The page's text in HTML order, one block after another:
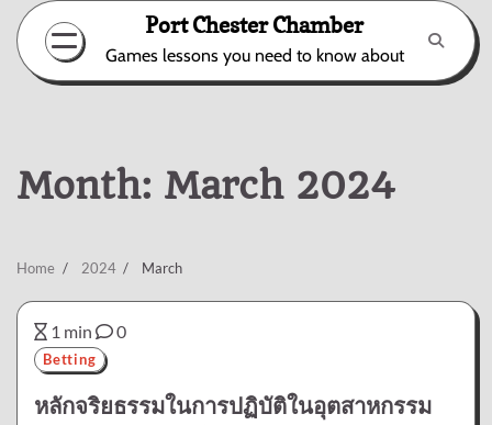
Skip
content
Port Chester Chamber
Games lessons you need to know about
Month: March 2024
Home 2024 March
1 min 0
Betting
หลักจริยธรรมในการปฏิบัติในอุตสาหกรรม